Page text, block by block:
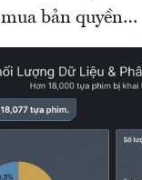
mua bản quyền…